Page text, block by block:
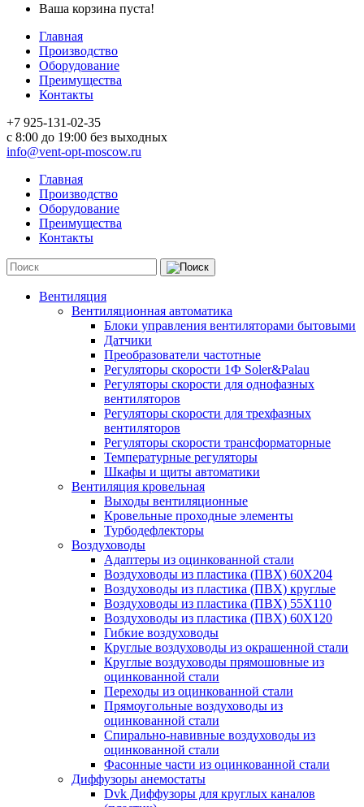
Ваша корзина пуста!
Главная
Производство
Оборудование
Преимущества
Контакты
+7 925-131-02-35
c 8:00 до 19:00 без выходных
info@vent-opt-moscow.ru
Главная
Производство
Оборудование
Преимущества
Контакты
Вентиляция
Вентиляционная автоматика
Блоки управления вентиляторами бытовыми
Датчики
Преобразователи частотные
Регуляторы скорости 1Ф Soler&Palau
Регуляторы скорости для однофазных
вентиляторов
Регуляторы скорости для трехфазных
вентиляторов
Регуляторы скорости трансформаторные
Температурные регуляторы
Шкафы и щиты автоматики
Вентиляция кровельная
Выходы вентиляционные
Кровельные проходные элементы
Турбодефлекторы
Воздуховоды
Адаптеры из оцинкованной стали
Воздуховоды из пластика (ПВХ) 60Х204
Воздуховоды из пластика (ПВХ) круглые
Воздуховоды из пластика (ПВХ) 55Х110
Воздуховоды из пластика (ПВХ) 60Х120
Гибкие воздуховоды
Круглые воздуховоды из окрашенной стали
Круглые воздуховоды прямошовные из
оцинкованной стали
Переходы из оцинкованной стали
Прямоугольные воздуховоды из
оцинкованной стали
Спирально-навивные воздуховоды из
оцинкованной стали
Фасонные части из оцинкованной стали
Диффузоры анемостаты
Dvk Диффузоры для круглых каналов